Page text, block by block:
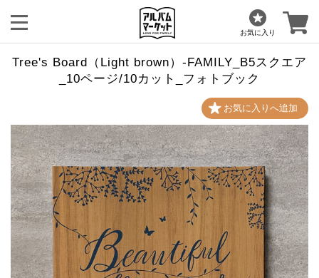
お気に入り
Tree's Board（Light brown）-FAMILY_B5スクエア
_10ページ/10カット_フォトブック